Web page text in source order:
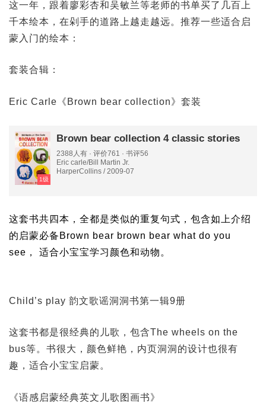
这一年，跟着廖彩杏和吴敏兰等老师的书单买了几百上
千本绘本，在剁手的道路上越走越远。推荐一些适合启
蒙入门的绘本：
套装合辑：
Eric Carle《Brown bear collection》套装
1级
Brown bear collection 4 classic stories
2388人有 · 评价761 · 书评56
Eric carle/Bill Martin Jr.
HarperCollins / 2009-07
这套书共四本，全都是类似的重复句式，包含如上介绍
的启蒙必备Brown bear brown bear what do you
see， 适合小宝宝学习颜色和动物。
Child’s play 韵文歌谣洞洞书第一辑9册
这套书都是很经典的儿歌，包含The wheels on the
bus等。书很大，颜色鲜艳，内页洞洞的设计也很有
趣，适合小宝宝启蒙。
《语感启蒙经典英文儿歌图画书》